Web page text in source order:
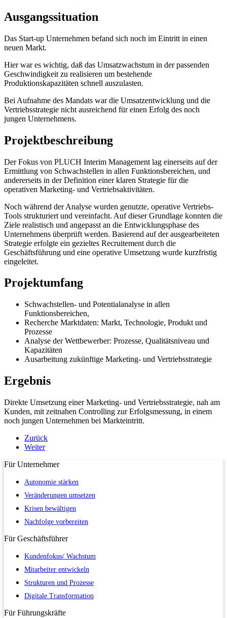
Ausgangssituation
Das Start-up Unternehmen befand sich noch im Eintritt in einen
neuen Markt.
Hier war es wichtig, daß das Umsatzwachstum in der passenden
Geschwindigkeit zu realisieren um bestehende
Produktionskapazitäten schnell auszulasten.
Bei Aufnahme des Mandats war die Umsatzentwicklung und die
Vertriebsstrategie nicht ausreichend für einen Erfolg des noch
jungen Unternehmens.
Projektbeschreibung
Der Fokus von PLUCH Interim Management lag einerseits auf der
Ermittlung von Schwachstellen in allen Funktionsbereichen, und
andererseits in der Definition einer klaren Strategie für die
operativen Marketing- und Vertriebsaktivitäten.
Noch während der Analyse wurden genutzte, operative Vertriebs-
Tools strukturiert und vereinfacht. Auf dieser Grundlage konnten die
Ziele realistisch und angepasst an die Entwicklungsphase des
Unternehmens überprüft werden. Basierend auf der ausgearbeiteten
Strategie erfolgte ein gezieltes Recruitement durch die
Geschäftsführung und eine operative Umsetzung wurde kurzfristig
eingeleitet.
Projektumfang
Schwachstellen- und Potentialanalyse in allen
Funktionsbereichen,
Recherche Marktdaten: Markt, Technologie, Produkt und
Prozesse
Analyse der Wettbewerber: Prozesse, Qualitätsniveau und
Kapazitäten
Ausarbeitung zukünftige Marketing- und Vertriebsstrategie
Ergebnis
Direkte Umsetzung einer Marketing- und Vertriebsstrategie, nah am
Kunden, mit zeitnahen Controlling zur Erfolgsmessung, in einem
noch jungen Unternehmen bei Markteintritt.
Zurück
Weiter
FürUnternehmer
Autonomie stärken
Veränderungen umsetzen
Krisen bewältigen
Nachfolge vorbereiten
FürGeschäftsführer
Kundenfokus/ Wachstum
Mitarbeiter entwickeln
Strukturen und Prozesse
Digitale Transformation
FürFührungskräfte